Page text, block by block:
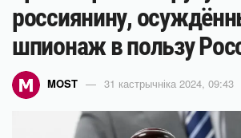
россиянину,
шпионаж в пользу
MOST 31 кастрычніка 2024, 09:43